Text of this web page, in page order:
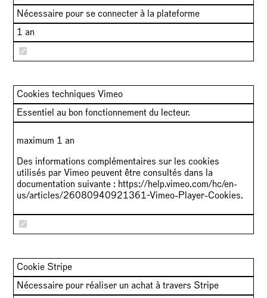
Nécessaire pour se connecter à la plateforme
1 an
Cookies techniques Vimeo
Essentiel au bon fonctionnement du lecteur.
maximum 1 an
Des informations complémentaires sur les cookies
utilisés par Vimeo peuvent être consultés dans la
documentation suivante : https://help.vimeo.com/hc/en-
us/articles/26080940921361-Vimeo-Player-Cookies.
Cookie Stripe
Nécessaire pour réaliser un achat à travers Stripe